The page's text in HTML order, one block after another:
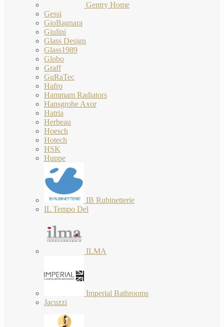
Gentry Home
Gessi
GioBagnara
Giulini
Glass Design
Glass1989
Globo
Graff
GuRaTec
Hafro
Hammam Radiators
Hansgrohe Axor
Hatria
Herbeau
Hoesch
Hotech
HSK
Huppe
IB Rubinetterie
IL Tempo Del
ILMA
Imperial Bathrooms
Jacuzzi